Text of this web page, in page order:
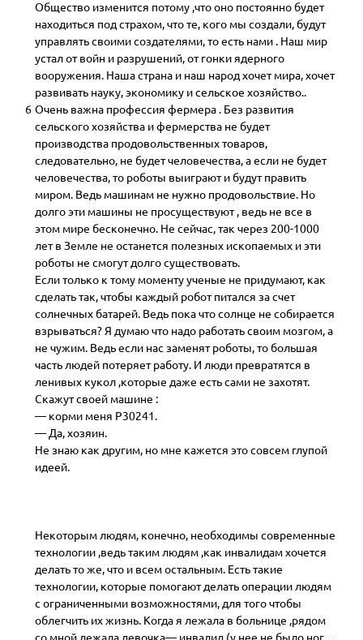
6
Общество изменится потому ,что оно постоянно будет
находиться под страхом, что те, кого мы создали, будут
управлять своими создателями, то есть нами . Наш мир
устал от войн и разрушений, от гонки ядерного
вооружения. Наша страна и наш народ хочет мира, хочет
развивать науку, экономику и сельское хозяйство..
Очень важна профессия фермера . Без развития
сельского хозяйства и фермерства не будет
производства продовольственных товаров,
следовательно, не будет человечества, а если не будет
человечества, то роботы выиграют и будут править
миром. Ведь машинам не нужно продовольствие. Но
долго эти машины не просуществуют , ведь не все в
этом мире бесконечно. Не сейчас, так через 200-1000
лет в Земле не останется полезных ископаемых и эти
роботы не смогут долго существовать.
Если только к тому моменту ученые не придумают, как
сделать так, чтобы каждый робот питался за счет
солнечных батарей. Ведь пока что солнце не собирается
взрываться? Я думаю что надо работать своим мозгом, а
не чужим. Ведь если нас заменят роботы, то большая
часть людей потеряет работу. И люди превратятся в
ленивых кукол ,которые даже есть сами не захотят.
Скажут своей машине :
— корми меня Р30241.
— Да, хозяин.
Не знаю как другим, но мне кажется это совсем глупой
идеей.
Некоторым людям, конечно, необходимы современные
технологии ,ведь таким людям ,как инвалидам хочется
делать то же, что и всем остальным. Есть такие
технологии, которые помогают делать операции людям
с ограниченными возможностями, для того чтобы
облегчить их жизнь. Когда я лежала в больнице ,рядом